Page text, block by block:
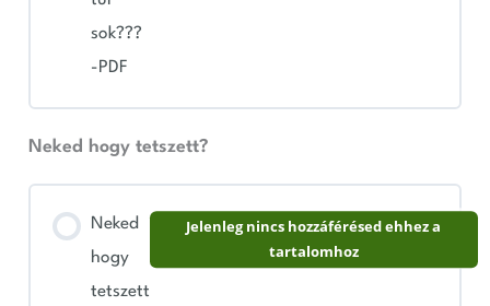
sok???
-PDF
Neked hogy tetszett?
Neked
hogy
tetszett
Jelenleg nincs hozzáférésed ehhez a
tartalomhoz